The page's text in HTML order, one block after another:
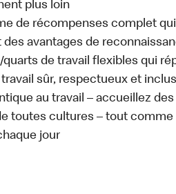
plus loin
de récompenses complet
avantages de
quarts de travail flexibles qui
sûr, respectueux et
au travail – accueillez
toutes cultures – tout
jour